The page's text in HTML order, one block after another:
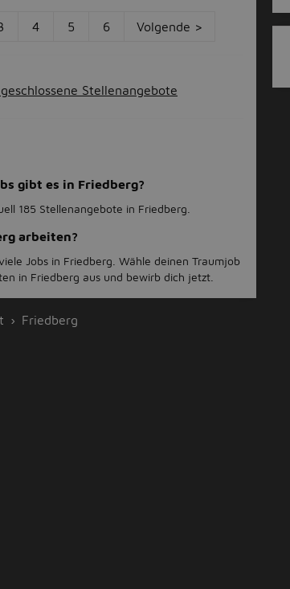
4 5 6 Volgende >
Stellenangebote
gibt es in Friedberg?
185 Stellenangebote in Friedberg.
arbeiten?
Jobs in Friedberg. Wähle deinen Traumjob
in Friedberg aus und bewirb dich jetzt.
Friedberg